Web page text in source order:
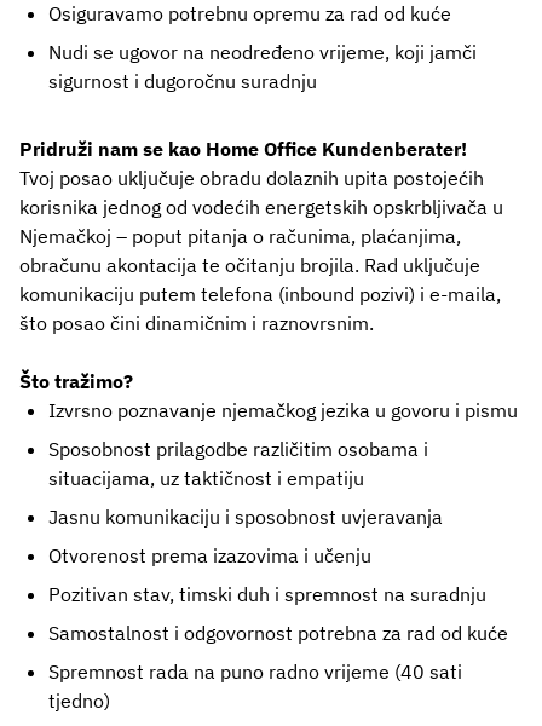
Osiguravamo potrebnu opremu za rad od kuće
Nudi se ugovor na neodređeno vrijeme, koji jamči
sigurnost i dugoročnu suradnju
Pridruži nam se kao Home Office Kundenberater!
Tvoj posao uključuje obradu dolaznih upita postojećih
korisnika jednog od vodećih energetskih opskrbljivača u
Njemačkoj – poput pitanja o računima, plaćanjima,
obračunu akontacija te očitanju brojila. Rad uključuje
komunikaciju putem telefona (inbound pozivi) i e-maila,
što posao čini dinamičnim i raznovrsnim.
Što tražimo?
Izvrsno poznavanje njemačkog jezika u govoru i pismu
Sposobnost prilagodbe različitim osobama i
situacijama, uz taktičnost i empatiju
Jasnu komunikaciju i sposobnost uvjeravanja
Otvorenost prema izazovima i učenju
Pozitivan stav, timski duh i spremnost na suradnju
Samostalnost i odgovornost potrebna za rad od kuće
Spremnost rada na puno radno vrijeme (40 sati
tjedno)